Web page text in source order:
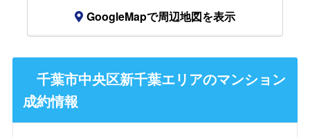
GoogleMapで周辺地図を表示
千葉市中央区新千葉エリアのマンション
成約情報